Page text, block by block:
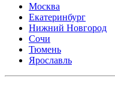
Москва
Екатеринбург
Нижний Новгород
Сочи
Тюмень
Ярославль